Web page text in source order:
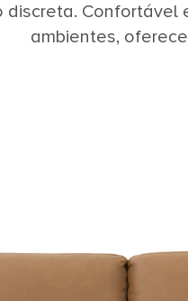
discreta. Confortável
ambientes,